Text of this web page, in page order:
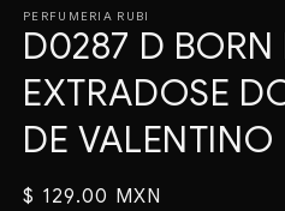
en
una
ventana
PERFUMERIA RUBI
D0287 D BORN
EXTRADOSE
DE VALENTINO
Precio
$ 129.00 MXN